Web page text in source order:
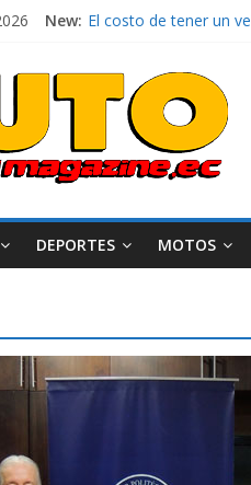
New: La FEDAK recibe 12
Mercado automotor
¿Qué puede pasar
La Vuelta al Ecuador
DEPORTES MOTOS